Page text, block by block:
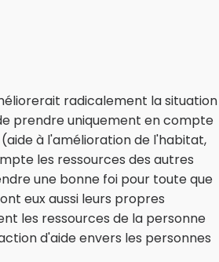
radicalement la situation
prendre uniquement en compte
à l'amélioration de l'habitat,
les ressources des autres
une bonne foi pour toute que
eux aussi leurs propres
les ressources de la personne
d'aide envers les personnes